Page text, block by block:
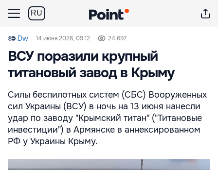
RU
Dw 14 июня 2026, 09:12 24 697
ВСУ поразили крупный
титановый завод в Крыму
Силы беспилотных систем (СБС) Вооруженных
сил Украины (ВСУ) в ночь на 13 июня нанесли
удар по заводу "Крымский титан" ("Титановые
инвестиции") в Армянске в аннексированном
РФ у Украины Крыму.